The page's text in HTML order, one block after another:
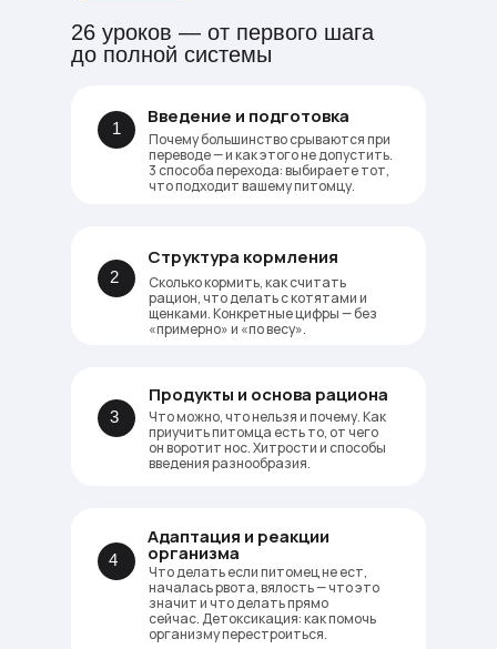
26 уроков — от первого шага
до полной системы
Почему большинство срываются при
переводе — и как этого не допустить.
3 способа перехода: выбираете тот,
что подходит вашему питомцу.
Введение и подготовка
1
Сколько кормить, как считать
рацион, что делать с котятами и
щенками. Конкретные цифры — без
«примерно» и «по весу».
Структура кормления
2
Что можно, что нельзя и почему. Как
приучить питомца есть то, от чего
он воротит нос. Хитрости и способы
введения разнообразия.
Продукты и основа рациона
3
Что делать если питомец не ест,
началась рвота, вялость — что это
значит и что делать прямо
сейчас. Детоксикация: как помочь
организму перестроиться.
Адаптация и реакции
организма
4